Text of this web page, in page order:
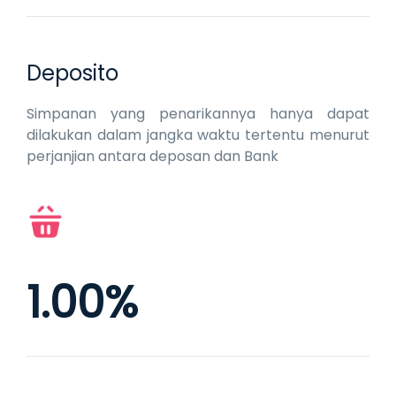
Deposito
Simpanan yang penarikannya hanya dapat
dilakukan dalam jangka waktu tertentu menurut
perjanjian antara deposan dan Bank
1.00%